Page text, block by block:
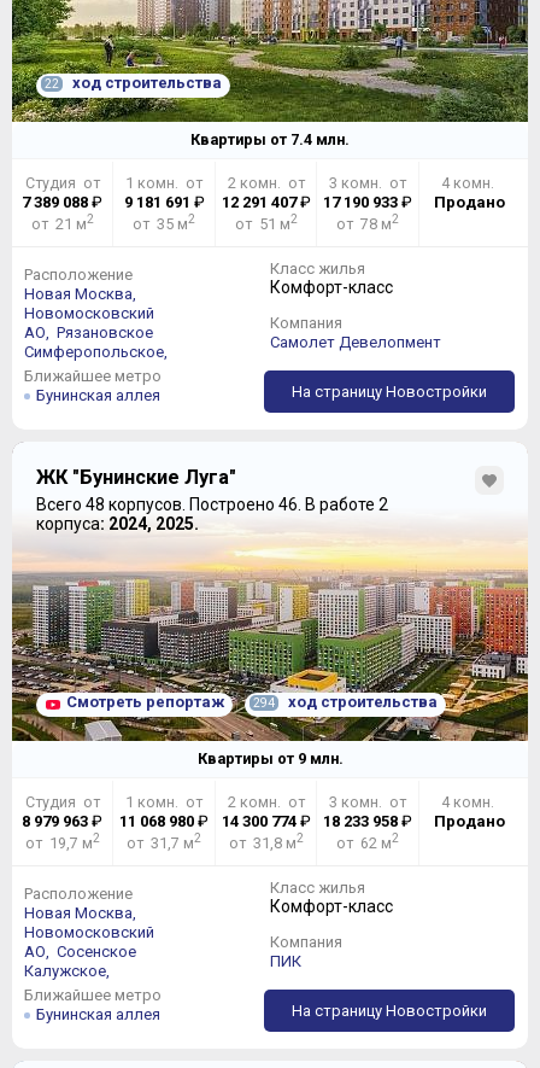
22 ход строительства
Квартиры от 7.4 млн.
Студия от
7 389 088 ₽
от 21 м2
1 комн. от
9 181 691 ₽
от 35 м2
2 комн. от
12 291 407₽
от 51 м2
3 комн. от
17 190 933 ₽
от 78 м2
4 комн.
Продано
Расположение
Новая Москва,
Новомосковский
АО, Рязановское
Симферопольское,
Ближайшее метро
Бунинская аллея
Класс жилья
Комфорт-класс
Компания
Самолет Девелопмент
На страницу Новостройки
ЖК "Бунинские Луга"
Всего 48 корпусов. Построено 46. В работе 2
корпуса: 2024, 2025.
Смотреть репортаж 294 ход строительства
Квартиры от 9млн.
Студия от
8 979 963 ₽
от 19,7 м2
1 комн. от
11 068 980 ₽
от 31,7 м2
2 комн. от
14 300 774₽
от 31,8 м2
3 комн. от
18 233 958 ₽
от 62 м2
4 комн.
Продано
Расположение
Новая Москва,
Новомосковский
АО, Сосенское
Калужское,
Ближайшее метро
Бунинская аллея
Класс жилья
Комфорт-класс
Компания
ПИК
На страницу Новостройки